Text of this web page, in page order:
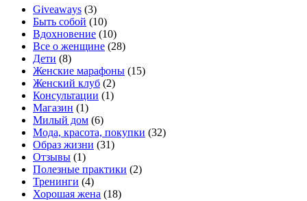
Giveaways (3)
Быть собой (10)
Вдохновение (10)
Все о женщине (28)
Дети (8)
Женские марафоны (15)
Женский клуб (2)
Консультации (1)
Магазин (1)
Милый дом (6)
Мода, красота, покупки (32)
Образ жизни (31)
Отзывы (1)
Полезные практики (2)
Тренинги (4)
Хорошая жена (18)